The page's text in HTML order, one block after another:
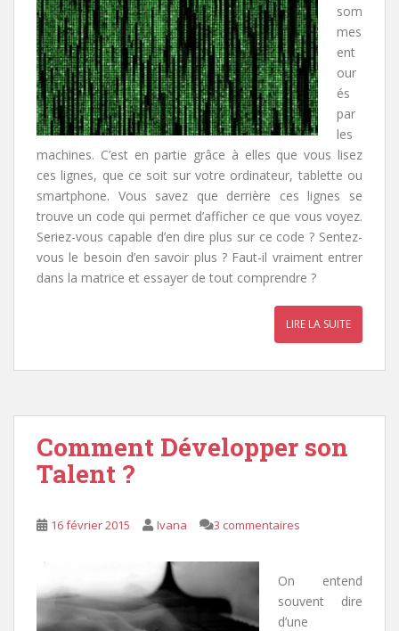
som
mes
ent
our
és
par
les
machines. C’est en partie grâce à elles que vous lisez
ces lignes, que ce soit sur votre ordinateur, tablette ou
smartphone. Vous savez que derrière ces lignes se
trouve un code qui permet d’afficher ce que vous voyez.
Seriez-vous capable d’en dire plus sur ce code ? Sentez-
vous le besoin d’en savoir plus ? Faut-il vraiment entrer
dans la matrice et essayer de tout comprendre ?
LIRE LA SUITE
Comment Développer son
Talent ?
16 février 2015 Ivana 3 commentaires
On entend
souvent dire
d’une